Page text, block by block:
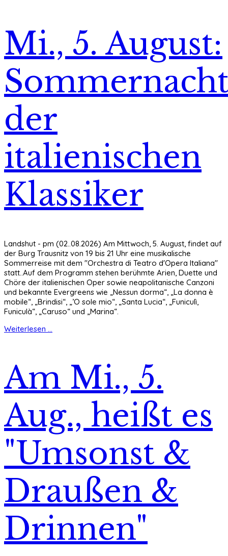
Mi., 5. August:
der
italienischen
Klassiker
Landshut - pm (02..08.2026) Am Mittwoch, 5. August, findet auf
der Burg Trausnitz von 19 bis 21 Uhr eine musikalische
Sommerreise mit dem "Orchestra di Teatro d'Opera Italiana"
statt..Auf dem Programm stehen berühmte Arien, Duette und
Chöre der italienischen Oper sowie neapolitanische Canzoni
und bekannte Evergreens wie „Nessun dorma“, „La donna è
mobile“, „Brindisi“, „’O sole mio“, „Santa Lucia“, „Funiculì,
Funiculà“, „Caruso“ und „Marina“.
Weiterlesen ...
Am Mi., 5.
Aug., heißt es
"Umsonst &
Draußen &
Drinnen"